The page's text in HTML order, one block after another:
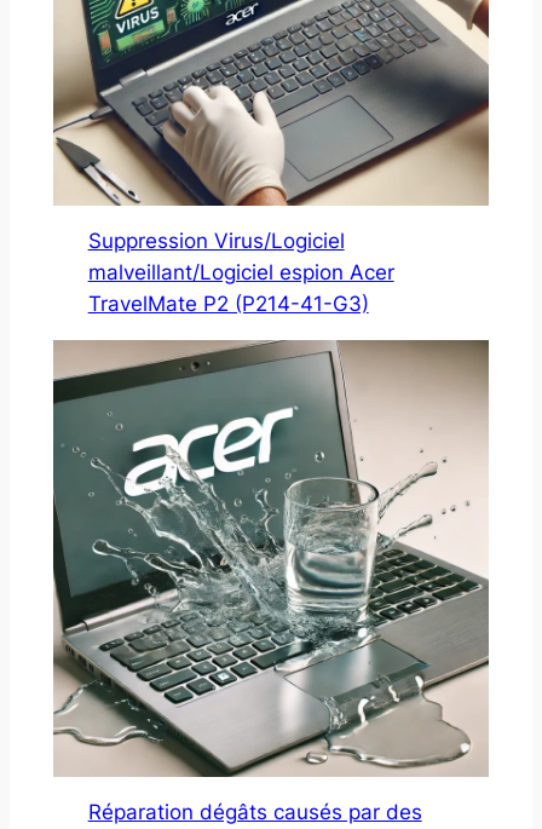
Suppression Virus/Logiciel
malveillant/Logiciel espion Acer
TravelMate P2 (P214-41-G3)
Réparation dégâts causés par des